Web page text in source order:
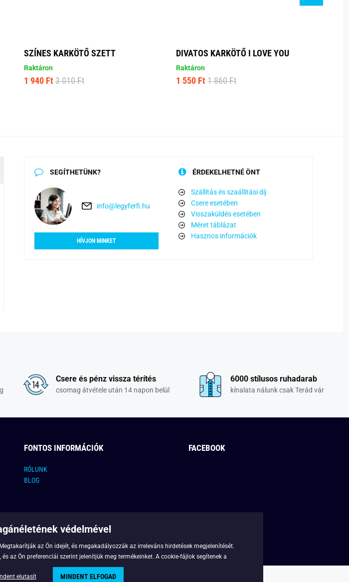
SZÍNES KARKÖTŐ SZETT
Raktáron
1 940 Ft 3 010 Ft
DIVATOS KARKÖTŐ I LOVE YOU
Raktáron
1 550 Ft 1 860 Ft
SEGÍTHETÜNK?
info@legyferfi.hu
HÍVJON MINKET
ÉRDEKELHETNÉ ÖNT
Szállítás és szaállítási díj
Csere esetében
Visszaküldés esetében
Méret táblázat
Hasznos információk
Csere és pénz vissza térítés
csomag átvétele után 14 napon belül
6000 stílusos ruhadarab
kínalata nálunk csak Terád vár
FONTOS INFORMÁCIÓK
RÓLUNK
BLOG
FACEBOOK
2022 - Legyferfi.hu
védelmével
az Ön idejét, és megakadályozzák az irreleváns hirdetések megjelenítését.
az Ön preferenciái szerint jelenítjük meg termékeinket. A cookie-fájlok segítenek a
elutasít MINDENT ELFOGAD